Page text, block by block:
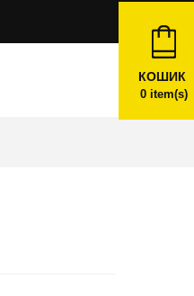
КОШИК
0item(s)